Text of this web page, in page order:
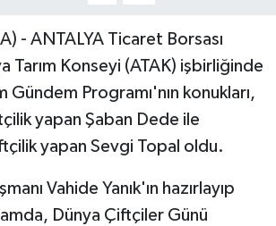
- ANTALYA Ticaret Borsası
Tarım Konseyi (ATAK) işbirliğinde
Gündem Programı'nın konukları,
yapan Şaban Dede ile
yapan Sevgi Topal oldu.
Vahide Yanık'ın hazırlayıp
Dünya Çiftçiler Günü